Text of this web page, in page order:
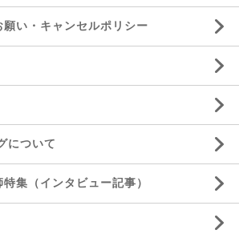
い・キャンセルポリシー
について
集（インタビュー記事）